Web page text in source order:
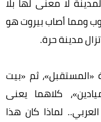
ومما أصاب بيروت هو
مدينة حرة.
ثم «بيت
كلاهما يعنى
لماذا كان هذا